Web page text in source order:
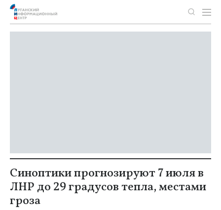
Синоптики прогнозируют 7 июля в
ЛНР до 29 градусов тепла, местами
гроза